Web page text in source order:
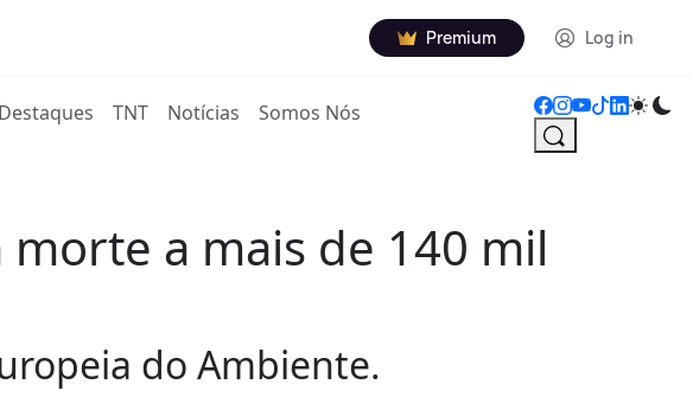
Premium Log in
Destaques TNT Notícias Somos Nós
a mais de 140 mil
do Ambiente.